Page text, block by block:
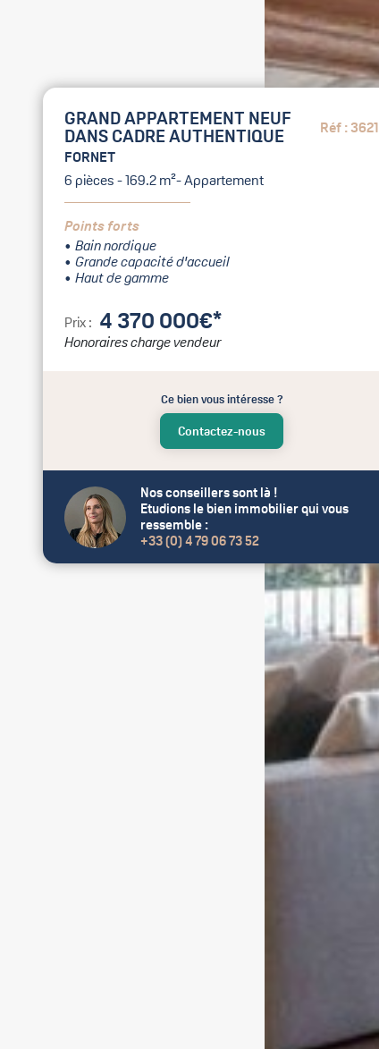
GRAND APPARTEMENT NEUF
DANS CADRE AUTHENTIQUE
Réf : 3621
FORNET
6 pièces - 169.2 m²- Appartement
Points forts
Bain nordique
Grande capacité d'accueil
Haut de gamme
Prix : 4 370 000€*
Honoraires charge vendeur
Ce bien vous intéresse ?
Contactez-nous
Nos conseillers sont là !
Etudions le bien immobilier qui vous
ressemble :
+33 (0) 4 79 06 73 52